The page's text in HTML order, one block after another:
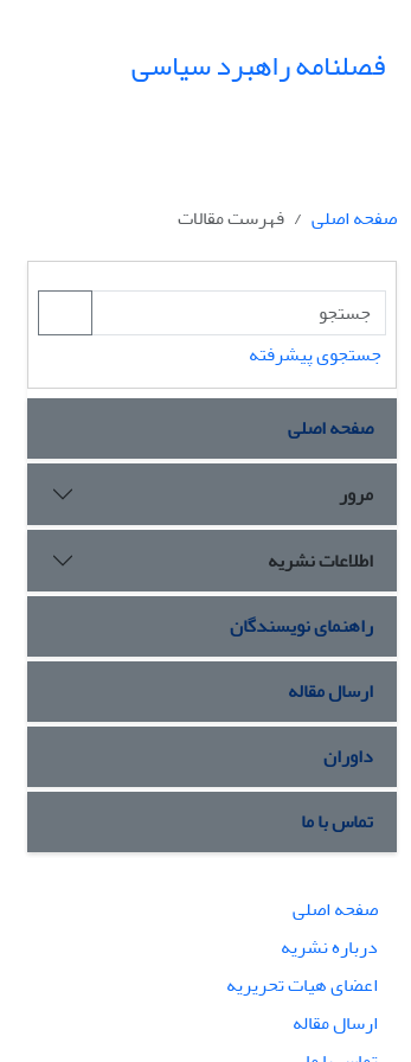
فصلنامه راهبرد سیاسی
صفحه اصلی
فهرست مقالات
جستجوی پیشرفته
صفحه اصلی
مرور
اطلاعات نشریه
راهنمای نویسندگان
ارسال مقاله
داوران
تماس با ما
صفحه اصلی
درباره نشریه
اعضای هیات تحریریه
ارسال مقاله